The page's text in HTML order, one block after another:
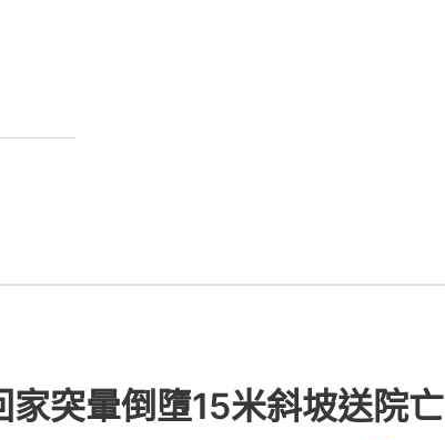
突暈倒墮15米斜坡送院亡